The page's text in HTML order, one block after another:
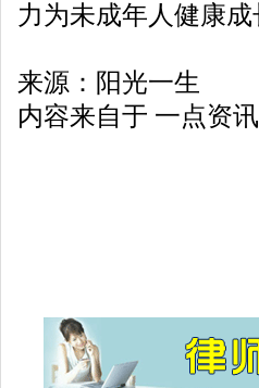
力为未成年人健康
来源：阳光一生
内容来自于 一点资讯